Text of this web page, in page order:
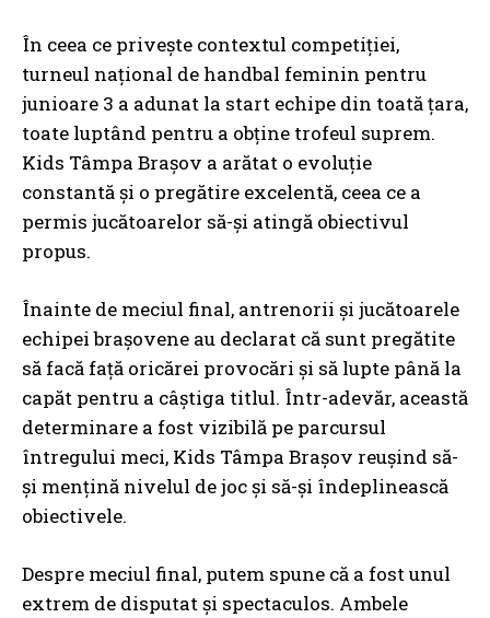
În ceea ce privește contextul competiției,
turneul național de handbal feminin pentru
junioare 3 a adunat la start echipe din toată țara,
toate luptând pentru a obține trofeul suprem.
Kids Tâmpa Brașov a arătat o evoluție
constantă și o pregătire excelentă, ceea ce a
permis jucătoarelor să-și atingă obiectivul
propus.
Înainte de meciul final, antrenorii și jucătoarele
echipei brașovene au declarat că sunt pregătite
să facă față oricărei provocări și să lupte până la
capăt pentru a câștiga titlul. Într-adevăr, această
determinare a fost vizibilă pe parcursul
întregului meci, Kids Tâmpa Brașov reușind să-
și mențină nivelul de joc și să-și îndeplinească
obiectivele.
Despre meciul final, putem spune că a fost unul
extrem de disputat și spectaculos. Ambele